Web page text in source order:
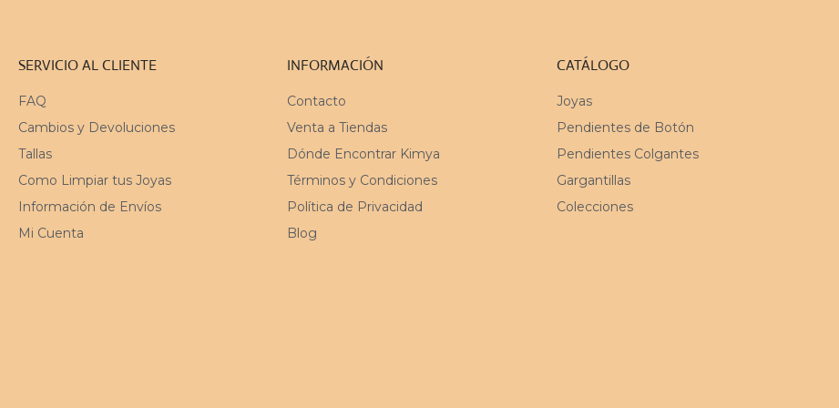
SERVICIO AL CLIENTE
FAQ
Cambios y Devoluciones
Tallas
Como Limpiar tus Joyas
Información de Envíos
Mi Cuenta
INFORMACIÓN
Contacto
Venta a Tiendas
Dónde Encontrar Kimya
Términos y Condiciones
Política de Privacidad
Blog
CATÁLOGO
Joyas
Pendientes de Botón
Pendientes Colgantes
Gargantillas
Colecciones